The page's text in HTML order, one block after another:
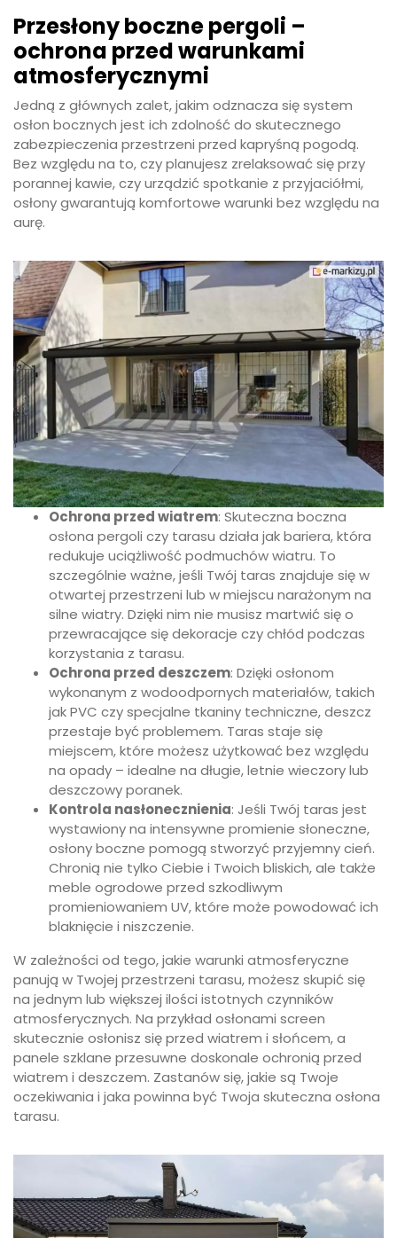
Przesłony boczne pergoli –
ochrona przed warunkami
atmosferycznymi
Jedną z głównych zalet, jakim odznacza się system
osłon bocznych jest ich zdolność do skutecznego
zabezpieczenia przestrzeni przed kapryśną pogodą.
Bez względu na to, czy planujesz zrelaksować się przy
porannej kawie, czy urządzić spotkanie z przyjaciółmi,
osłony gwarantują komfortowe warunki bez względu na
aurę.
Ochrona przed wiatrem: Skuteczna boczna
osłona pergoli czy tarasu działa jak bariera, która
redukuje uciążliwość podmuchów wiatru. To
szczególnie ważne, jeśli Twój taras znajduje się w
otwartej przestrzeni lub w miejscu narażonym na
silne wiatry. Dzięki nim nie musisz martwić się o
przewracające się dekoracje czy chłód podczas
korzystania z tarasu.
Ochrona przed deszczem: Dzięki osłonom
wykonanym z wodoodpornych materiałów, takich
jak PVC czy specjalne tkaniny techniczne, deszcz
przestaje być problemem. Taras staje się
miejscem, które możesz użytkować bez względu
na opady – idealne na długie, letnie wieczory lub
deszczowy poranek.
Kontrola nasłonecznienia: Jeśli Twój taras jest
wystawiony na intensywne promienie słoneczne,
osłony boczne pomogą stworzyć przyjemny cień.
Chronią nie tylko Ciebie i Twoich bliskich, ale także
meble ogrodowe przed szkodliwym
promieniowaniem UV, które może powodować ich
blaknięcie i niszczenie.
W zależności od tego, jakie warunki atmosferyczne
panują w Twojej przestrzeni tarasu, możesz skupić się
na jednym lub większej ilości istotnych czynników
atmosferycznych. Na przykład osłonami screen
skutecznie osłonisz się przed wiatrem i słońcem, a
panele szklane przesuwne doskonale ochronią przed
wiatrem i deszczem. Zastanów się, jakie są Twoje
oczekiwania i jaka powinna być Twoja skuteczna osłona
tarasu.